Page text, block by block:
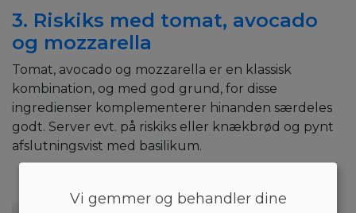
3. Riskiks med tomat, avocado
og mozzarella
Tomat, avocado og mozzarella er en klassisk
kombination, og med god grund, for disse
ingredienser komplementerer hinanden særdeles
godt. Server evt. på riskiks eller knækbrød og pynt
afslutningsvist med basilikum.
Vi gemmer og behandler dine